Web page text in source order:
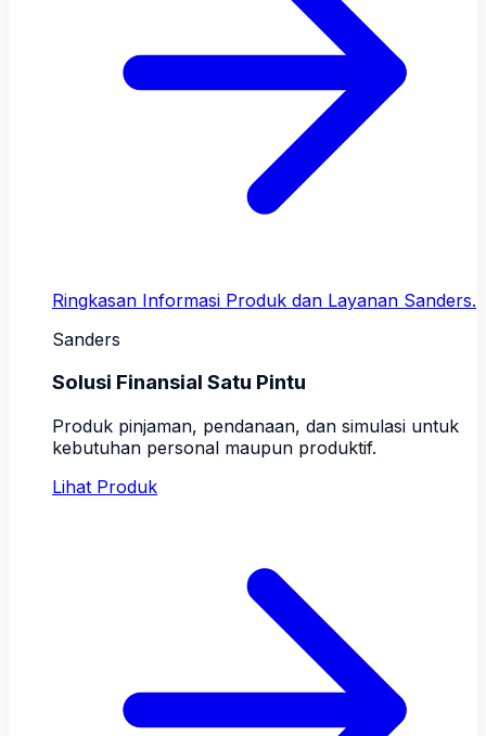
Ringkasan Informasi Produk dan Layanan Sanders.
Sanders
Solusi Finansial Satu Pintu
Produk pinjaman, pendanaan, dan simulasi untuk
kebutuhan personal maupun produktif.
Lihat Produk